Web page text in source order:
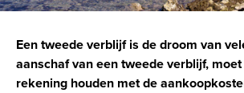
Een tweede verblijf is de droom van
aanschaf van een tweede verblijf,
rekening houden met de